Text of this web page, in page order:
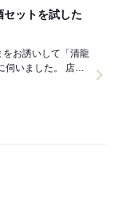
ットを試した
お誘いして「清龍